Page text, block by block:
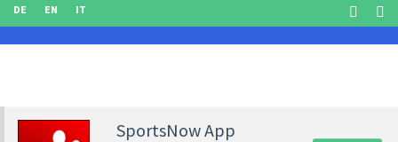
DE EN IT
SportsNow App